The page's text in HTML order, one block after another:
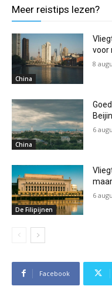
Meer reistips lezen?
China
voor
8
China
6
De Filipijnen
6
Facebook